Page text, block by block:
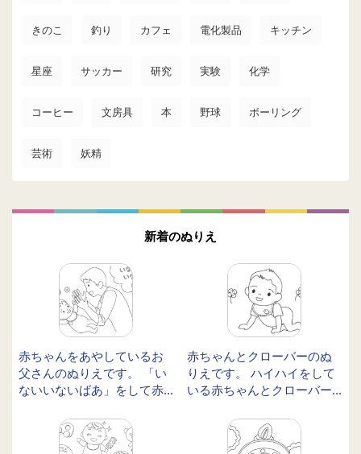
きのこ 釣り カフェ 電化製品 キッチン
星座 サッカー 研究 実験 化学
コーヒー 文房具 本 野球 ボーリング
芸術 妖精
新着のぬりえ
赤ちゃんをあやしているお
父さんのぬりえです。 「い
ないいないばあ」をして赤...
赤ちゃんとクローバーのぬ
りえです。 ハイハイをして
いる赤ちゃんとクローバー...